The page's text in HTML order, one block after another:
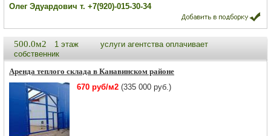
Олег Эдуардович т. +7(920)-015-30-34
500.0м2 1 этаж
услуги агентства оплачивает
собственник
Аренда теплого склада в Канавинском районе
670 руб/м2 (335 000 руб.)